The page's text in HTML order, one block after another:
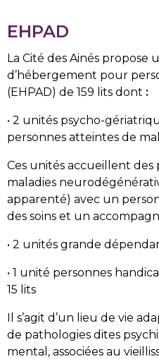
EHPAD
La Cité des Ainés propose
d’hébergement pour
(EHPAD) de 159 lits dont :
• 2 unités psycho-
personnes atteintes de
Ces unités accueillent des
maladies
apparenté) avec un
des soins et un
• 2 unités grande
• 1 unité personnes
15 lits
Il s’agit d’un lieu de vie
de pathologies dites
mental, associées au